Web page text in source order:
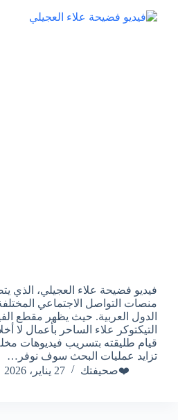
فيديو فضيحة علاء العجيلي، الذي
منصات التواصل الاجتماعي
الدول العربية. حيث يظهر مقطع
التيكتوكر علاء الساحر بأعمال لا
قيام طليقته بتسريب فيديوهات
تزايد عمليات البحث سوف نوفر…
❤️صحيفتك
27 يناير، 2026